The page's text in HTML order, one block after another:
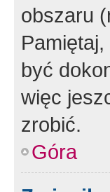
obszaru
być
więc
zrobić.
Góra